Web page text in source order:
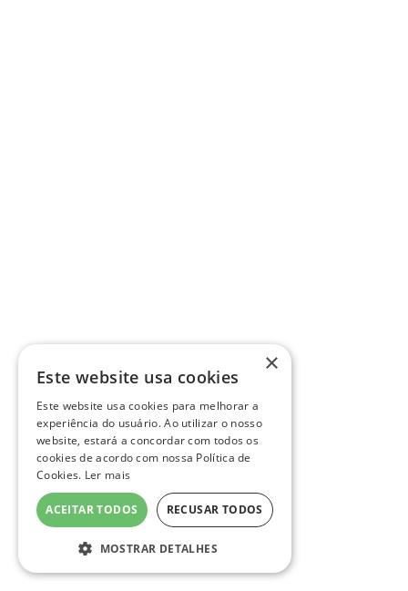
×
Este website usa cookies
Este website usa cookies para melhorar a
experiência do usuário. Ao utilizar o nosso
website, estará a concordar com todos os
cookies de acordo com nossa Política de
Cookies. Ler mais
ACEITAR TODOS RECUSAR TODOS
MOSTRAR DETALHES